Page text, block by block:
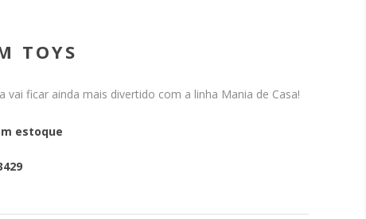
TOYS
vai ficar ainda mais divertido com a linha Mania de Casa!
estoque